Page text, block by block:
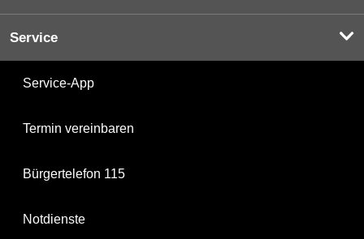
Service
Service-App
Termin vereinbaren
Bürgertelefon 115
Notdienste